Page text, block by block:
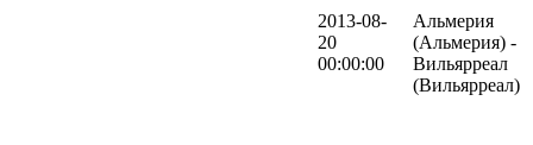
2013-08-
20
00:00:00
Альмерия
(Альмерия) -
Вильярреал
(Вильярреал)